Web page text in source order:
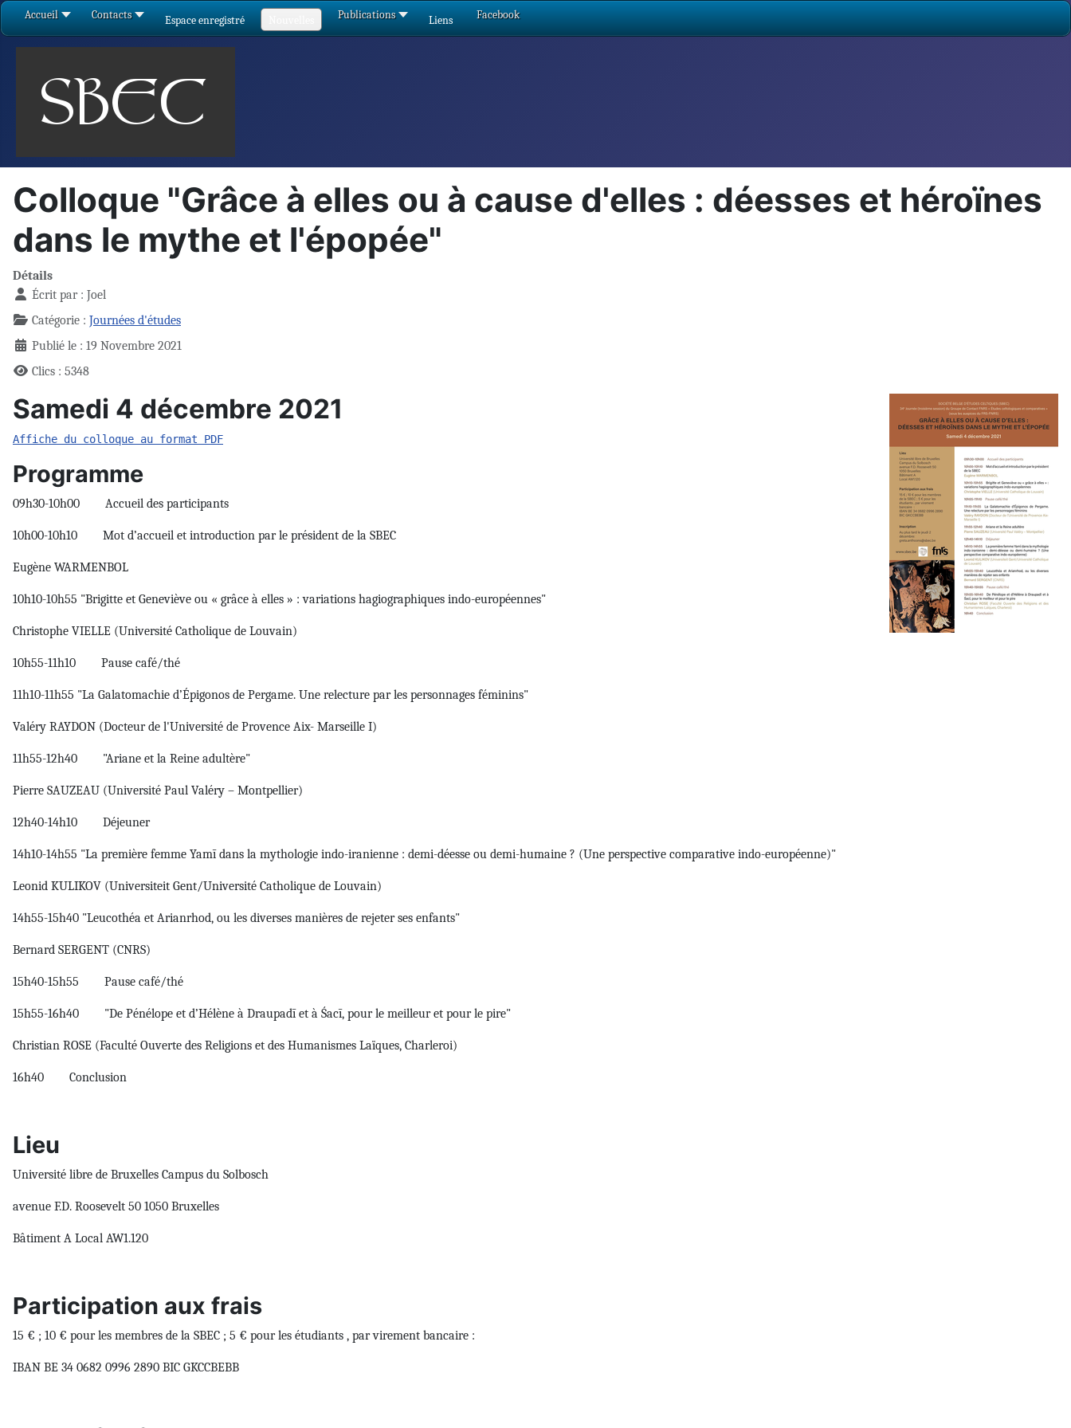
Accueil Contacts Espace enregistré Publications Liens Facebook
Colloque "Grâce à elles ou à cause d'elles : déesses et héroïnes
dans le mythe et l'épopée"
Détails
Écrit par : Joel
Catégorie : Journées d'études
Publié le : 19 Novembre 2021
Clics : 5348
Samedi 4 décembre 2021
Affiche du colloque au format PDF
Programme
09h30-10h00 Accueil des participants
10h00-10h10 Mot d’accueil et introduction par le président de la SBEC
Eugène WARMENBOL
10h10-10h55 "Brigitte et Geneviève ou « grâce à elles » : variations hagiographiques indo-européennes"
Christophe VIELLE (Université Catholique de Louvain)
10h55-11h10 Pause café/thé
11h10-11h55 "La Galatomachie d’Épigonos de Pergame. Une relecture par les personnages féminins"
Valéry RAYDON (Docteur de l'Université de Provence Aix- Marseille I)
11h55-12h40 "Ariane et la Reine adultère"
Pierre SAUZEAU (Université Paul Valéry – Montpellier)
12h40-14h10 Déjeuner
14h10-14h55 "La première femme Yamī dans la mythologie indo-iranienne : demi-déesse ou demi-humaine ? (Une perspective comparative indo-européenne)"
Leonid KULIKOV (Universiteit Gent/Université Catholique de Louvain)
14h55-15h40 "Leucothéa et Arianrhod, ou les diverses manières de rejeter ses enfants"
Bernard SERGENT (CNRS)
15h40-15h55 Pause café/thé
15h55-16h40 "De Pénélope et d’Hélène à Draupadī et à Śacī, pour le meilleur et pour le pire"
Christian ROSE (Faculté Ouverte des Religions et des Humanismes Laïques, Charleroi)
16h40 Conclusion
Lieu
Université libre de Bruxelles Campus du Solbosch
avenue F.D. Roosevelt 50 1050 Bruxelles
Bâtiment A Local AW1.120
Participation aux frais
15 € ; 10 € pour les membres de la SBEC ; 5 € pour les étudiants , par virement bancaire :
IBAN BE 34 0682 0996 2890 BIC GKCCBEBB